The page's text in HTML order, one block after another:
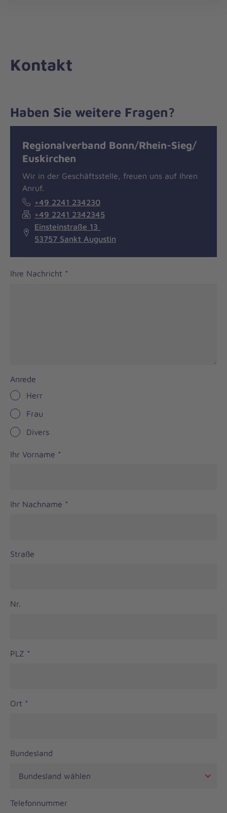
zum
Kontakt
Haben Sie weitere Fragen?
Regionalverband Bonn/Rhein-Sieg/
Euskirchen
Wir in der Geschäftsstelle, freuen uns auf Ihren
Anruf.
+49 2241 234230
+49 2241 2342345
Einsteinstraße 13
53757 Sankt Augustin
Ihre Nachricht *
Anrede
Herr
Frau
Divers
Ihr Vorname *
Ihr Nachname *
Straße
Nr.
PLZ *
Ort *
Bundesland
Telefonnummer